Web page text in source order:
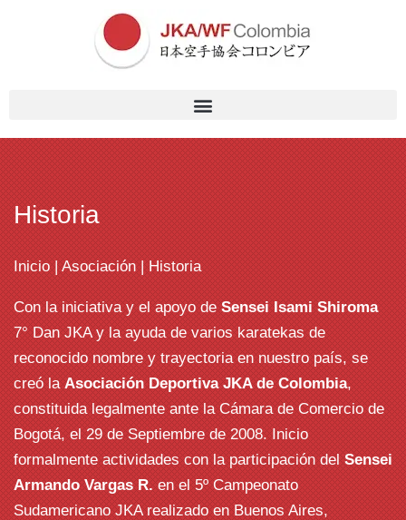
Historia
Inicio|Asociación| Historia
Con la iniciativa y el apoyo deSensei Isami Shiroma
7° Dan JKA y la ayuda de varios karatekas de
reconocido nombre y trayectoria en nuestro país, se
creó laAsociación Deportiva JKA de Colombia,
constituida legalmente ante la Cámara de Comercio de
Bogotá, el 29 de Septiembre de 2008. Inicio
formalmente actividades con la participación delSensei
Armando Vargas R.en el 5º Campeonato
Sudamericano JKA realizado en Buenos Aires,